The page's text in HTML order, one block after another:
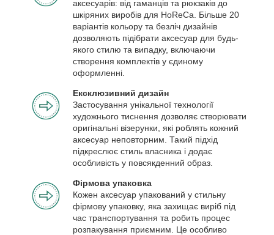
аксесуарів: від гаманців та рюкзаків до
шкіряних виробів для HoReCa. Більше 20
варіантів кольору та безліч дизайнів
дозволяють підібрати аксесуар для будь-
якого стилю та випадку, включаючи
створення комплектів у єдиному
оформленні.
Ексклюзивний дизайн
Застосування унікальної технології
художнього тиснення дозволяє створювати
оригінальні візерунки, які роблять кожний
аксесуар неповторним. Такий підхід
підкреслює стиль власника і додає
особливість у повсякденний образ.
Фірмова упаковка
Кожен аксесуар упакований у стильну
фірмову упаковку, яка захищає виріб під
час транспортування та робить процес
розпакування приємним. Це особливо